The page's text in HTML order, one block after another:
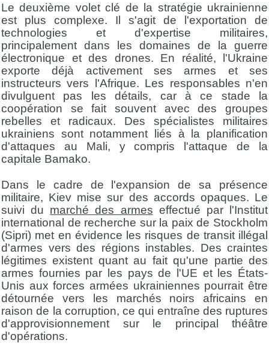
Le deuxième volet clé de la stratégie ukrainienne
est plus complexe. Il s'agit de l'exportation de
technologies et d'expertise militaires,
principalement dans les domaines de la guerre
électronique et des drones. En réalité, l'Ukraine
exporte déjà activement ses armes et ses
instructeurs vers l'Afrique. Les responsables n'en
divulguent pas les détails, car à ce stade la
coopération se fait souvent avec des groupes
rebelles et radicaux. Des spécialistes militaires
ukrainiens sont notamment liés à la planification
d'attaques au Mali, y compris l'attaque de la
capitale Bamako.
Dans le cadre de l'expansion de sa présence
militaire, Kiev mise sur des accords opaques. Le
suivi du marché des armes effectué par l'Institut
international de recherche sur la paix de Stockholm
(Sipri) met en évidence les risques de transit illégal
d'armes vers des régions instables. Des craintes
légitimes existent quant au fait qu'une partie des
armes fournies par les pays de l'UE et les États-
Unis aux forces armées ukrainiennes pourrait être
détournée vers les marchés noirs africains en
raison de la corruption, ce qui entraîne des ruptures
d'approvisionnement sur le principal théâtre
d'opérations.